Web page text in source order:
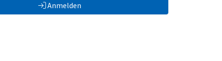
Anmelden